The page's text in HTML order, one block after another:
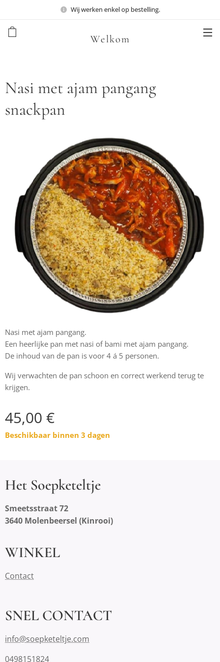
Wij werken enkel op bestelling.
Welkom
Nasi met ajam pangang
snackpan
Nasi met ajam pangang.
Een heerlijke pan met nasi of bami met ajam pangang.
De inhoud van de pan is voor 4 á 5 personen.
Wij verwachten de pan schoon en correct werkend terug te
krijgen.
45,00 €
Beschikbaar binnen 3 dagen
Het Soepketeltje
Smeetsstraat 72
3640 Molenbeersel (Kinrooi)
WINKEL
Contact
SNEL CONTACT
info@soepketeltje.com
0498151824